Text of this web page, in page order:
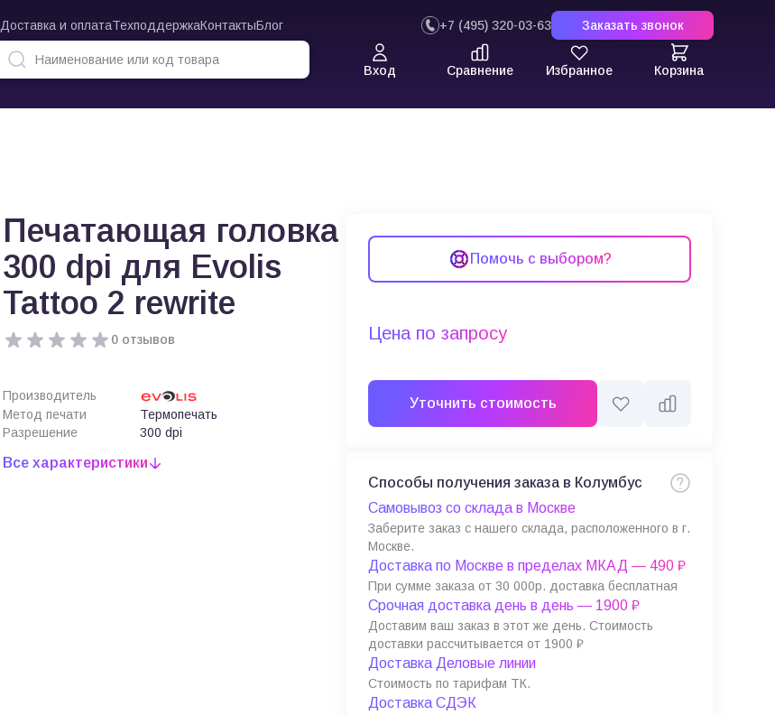
Доставка и оплатаТехподдержкаКонтактыБлог +7 (495) 320-03-63 Заказать звонок
Вход Сравнение Избранное Корзина
Печатающая головка
300 dpi для Evolis
Tattoo 2 rewrite
0 отзывов
Производитель
Метод печати
Термопечать
Разрешение
300 dpi
Все характеристики
Помочь с выбором?
Цена по запросу
Уточнить стоимость
Способы получения заказа в Колумбус
Самовывоз со склада в Москве
Заберите заказ с нашего склада, расположенного в г.
Москве.
Доставка по Москве в пределах МКАД — 490 ₽
При сумме заказа от 30 000р. доставка бесплатная
Срочная доставка день в день — 1900 ₽
Доставим ваш заказ в этот же день. Стоимость
доставки рассчитывается от 1900 ₽
Доставка Деловые линии
Стоимость по тарифам ТК.
Доставка СДЭК